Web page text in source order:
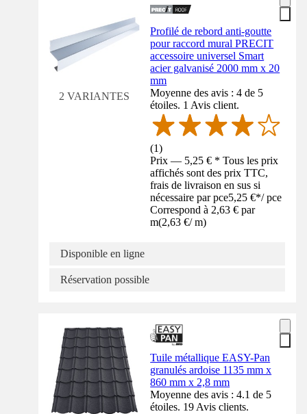
2 VARIANTES
Profilé de rebord anti-goutte
pour raccord mural PRECIT
accessoire universel Smart
acier galvanisé 2000 mm x 20
mm
Moyenne des avis : 4 de 5
étoiles. 1 Avis client.
(1)
Prix — 5,25 € * Tous les prix
affichés sont des prix TTC,
frais de livraison en sus si
nécessaire par pce5,25 €*/ pce
Correspond à 2,63 € par
m(2,63 €/ m)
Disponible en ligne
Réservation possible
Tuile métallique EASY-Pan
granulés ardoise 1135 mm x
860 mm x 2,8 mm
Moyenne des avis : 4.1 de 5
étoiles. 19 Avis clients.